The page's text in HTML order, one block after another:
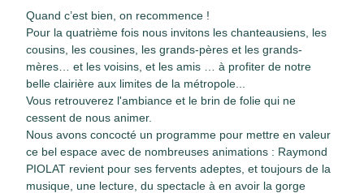
Quand c’est bien, on recommence !
Pour la quatrième fois nous invitons les chanteausiens, les
cousins, les cousines, les grands-pères et les grands-
mères… et les voisins, et les amis … à profiter de notre
belle clairière aux limites de la métropole...
Vous retrouverez l'ambiance et le brin de folie qui ne
cessent de nous animer.
Nous avons concocté un programme pour mettre en valeur
ce bel espace avec de nombreuses animations : Raymond
PIOLAT revient pour ses fervents adeptes, et toujours de la
musique, une lecture, du spectacle à en avoir la gorge